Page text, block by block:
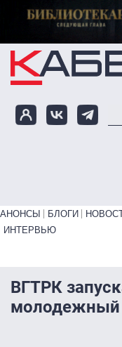
Перейти к
Primary links bottom
АНОНСЫ БЛОГИ
ИНТЕРВЬЮ
ВГТРК
молодежный